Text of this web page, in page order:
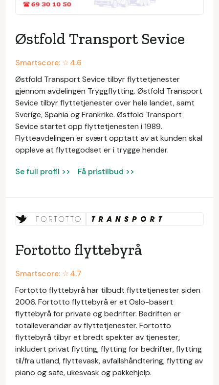
Østfold Transport Sevice
Smartscore: ☆4.6
Østfold Transport Sevice tilbyr flyttetjenester
gjennom avdelingen Tryggflytting. Østfold Transport
Sevice tilbyr flyttetjenester over hele landet, samt
Sverige, Spania og Frankrike. Østfold Transport
Sevice startet opp flyttetjenesten i 1989.
Flytteavdelingen er svært opptatt av at kunden skal
oppleve at flyttegodset er i trygge hender.
Se full profil >> Få pristilbud >>
Fortotto flyttebyrå
Smartscore: ☆4.7
Fortotto flyttebyrå har tilbudt flyttetjenester siden
2006. Fortotto flyttebyrå er et Oslo-basert
flyttebyrå for private og bedrifter. Bedriften er
totalleverandør av flyttetjenester. Fortotto
flyttebyrå tilbyr et bredt spekter av tjenester,
inkludert privat flytting, flytting for bedrifter, flytting
til/fra utland, flyttevask, avfallshåndtering, flytting av
piano og safe, ukesvask og pakkehjelp.